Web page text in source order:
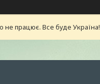
не працює. Все буде Україна!